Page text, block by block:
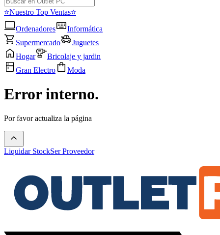
⭐Nuestro Top Ventas⭐
Ordenadores
Informática
Supermercado
Juguetes
Hogar
Bricolaje y jardin
Gran Electro
Moda
Error interno.
Por favor actualiza la página
Liquidar StockSer Proveedor